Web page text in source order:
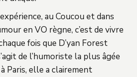
au Coucou et dans
en VO règne, c’est de vivre
fois que D’yan Forest
de l’humoriste la plus âgée
Paris, elle a clairement